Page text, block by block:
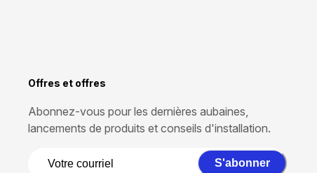
Offres et offres
Abonnez-vous pour les dernières aubaines,
lancements de produits et conseils d'installation.
S'abonner